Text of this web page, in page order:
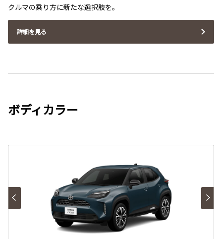
クルマの乗り方に新たな選択肢を。
詳細を見る
ボディカラー